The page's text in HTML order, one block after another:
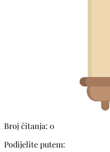
Broj čitanja: 0
Podijelite putem: